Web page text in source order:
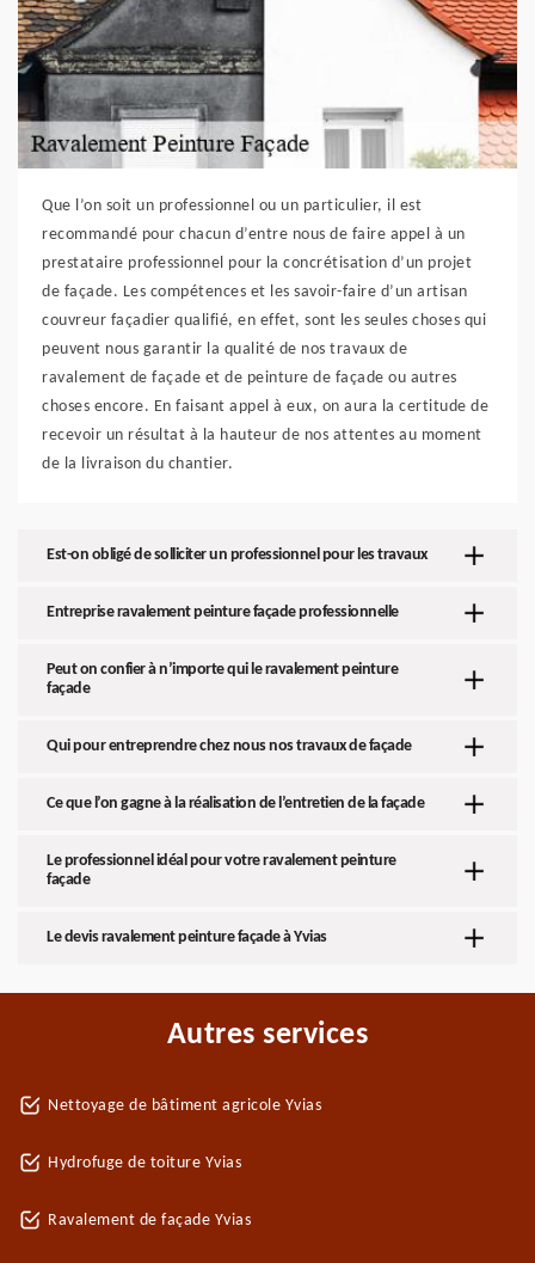
Que l’on soit un professionnel ou un particulier, il est
recommandé pour chacun d’entre nous de faire appel à un
prestataire professionnel pour la concrétisation d’un projet
de façade. Les compétences et les savoir-faire d’un artisan
couvreur façadier qualifié, en effet, sont les seules choses qui
peuvent nous garantir la qualité de nos travaux de
ravalement de façade et de peinture de façade ou autres
choses encore. En faisant appel à eux, on aura la certitude de
recevoir un résultat à la hauteur de nos attentes au moment
de la livraison du chantier.
Est-on obligé de solliciter un professionnel pour les travaux
Entreprise ravalement peinture façade professionnelle
Peut on confier à n’importe qui le ravalement peinture
façade
Qui pour entreprendre chez nous nos travaux de façade
Ce que l’on gagne à la réalisation de l’entretien de la façade
Le professionnel idéal pour votre ravalement peinture
façade
Le devis ravalement peinture façade à Yvias
Autres services
Nettoyage de bâtiment agricole Yvias
Hydrofuge de toiture Yvias
Ravalement de façade Yvias